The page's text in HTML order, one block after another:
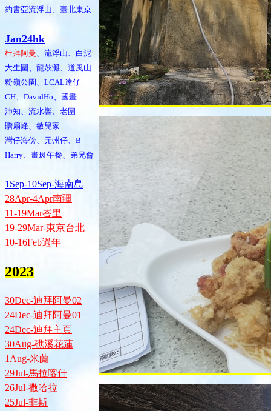
約書亞流浮山、臺北東京
Jan24hk
杜拜阿曼、流浮山、白泥
大生圍、龍鼓灘、道風山
粉嶺公園、LCAL達仔
CH、DavidHo、國畫
沛知、流水響、老圍
贈扇峰、敏兒家
灣仔海傍、元州仔、B
Harry、畫斑午餐、弟兄會
1Sep-10Sep-海南島
28Apr-4Apr南疆
11-19Mar峇里
19-29Mar-東京台北
10-16Feb過年
2023
30Dec-迪拜阿曼02
24Dec-迪拜阿曼01
24Dec-迪拜主頁
30Aug-礁溪花蓮
1Aug-米蘭
29Jul-馬拉喀什
26Jul-撒哈拉
25Jul-非斯